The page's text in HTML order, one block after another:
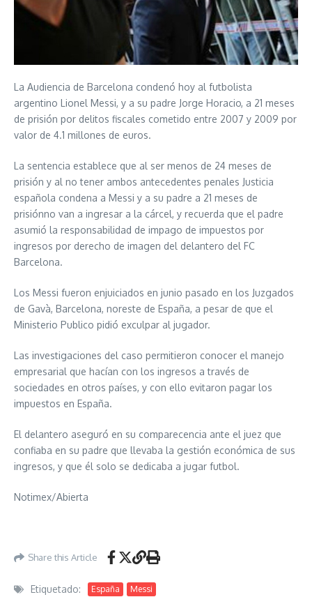
La Audiencia de Barcelona condenó hoy al futbolista
argentino Lionel Messi, y a su padre Jorge Horacio, a 21 meses
de prisión por delitos fiscales cometido entre 2007 y 2009 por
valor de 4.1 millones de euros.
La sentencia establece que al ser menos de 24 meses de
prisión y al no tener ambos antecedentes penales Justicia
española condena a Messi y a su padre a 21 meses de
prisiónno van a ingresar a la cárcel, y recuerda que el padre
asumió la responsabilidad de impago de impuestos por
ingresos por derecho de imagen del delantero del FC
Barcelona.
Los Messi fueron enjuiciados en junio pasado en los Juzgados
de Gavà, Barcelona, noreste de España, a pesar de que el
Ministerio Publico pidió exculpar al jugador.
Las investigaciones del caso permitieron conocer el manejo
empresarial que hacían con los ingresos a través de
sociedades en otros países, y con ello evitaron pagar los
impuestos en España.
El delantero aseguró en su comparecencia ante el juez que
confiaba en su padre que llevaba la gestión económica de sus
ingresos, y que él solo se dedicaba a jugar futbol.
Notimex/Abierta
Share this Article
Etiquetado: España Messi